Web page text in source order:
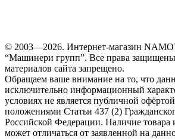
© 2003—2026. Интернет-магазин
“Машинери групп”. Все права
материалов сайта запрещено.
Обращаем ваше внимание на то, что
исключительно информационный
условиях не является публичной
положениями Статьи 437 (2)
Российской Федерации. Наличие товара
может отличаться от заявленной на